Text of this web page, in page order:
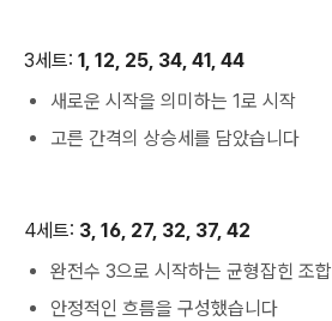
3세트: 1, 12, 25, 34, 41, 44
새로운 시작을 의미하는 1로 시작
고른 간격의 상승세를 담았습니다
4세트: 3, 16, 27, 32, 37, 42
완전수 3으로 시작하는 균형잡힌 조합
안정적인 흐름을 구성했습니다